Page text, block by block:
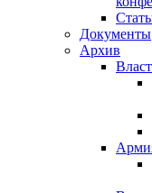
Документы
Архив